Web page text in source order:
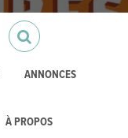
ANNONCES
À PROPOS